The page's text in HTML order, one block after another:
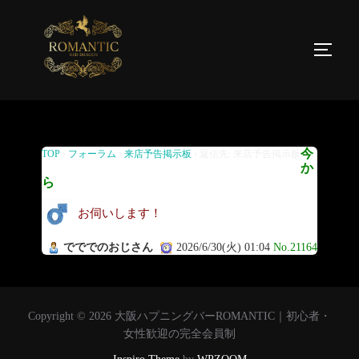
返信先: 来店予告掲示板
TOP フォーラム 来店予告掲示板 返信先: 来店予告掲示板今
か
ら
お伺いします！
でででのおじさん 2026/6/30(火) 01:04 No.21164
Copyright © 2026 大阪ハプニングバーROMANTIC｜初心者・
女性歓迎の完全会員制